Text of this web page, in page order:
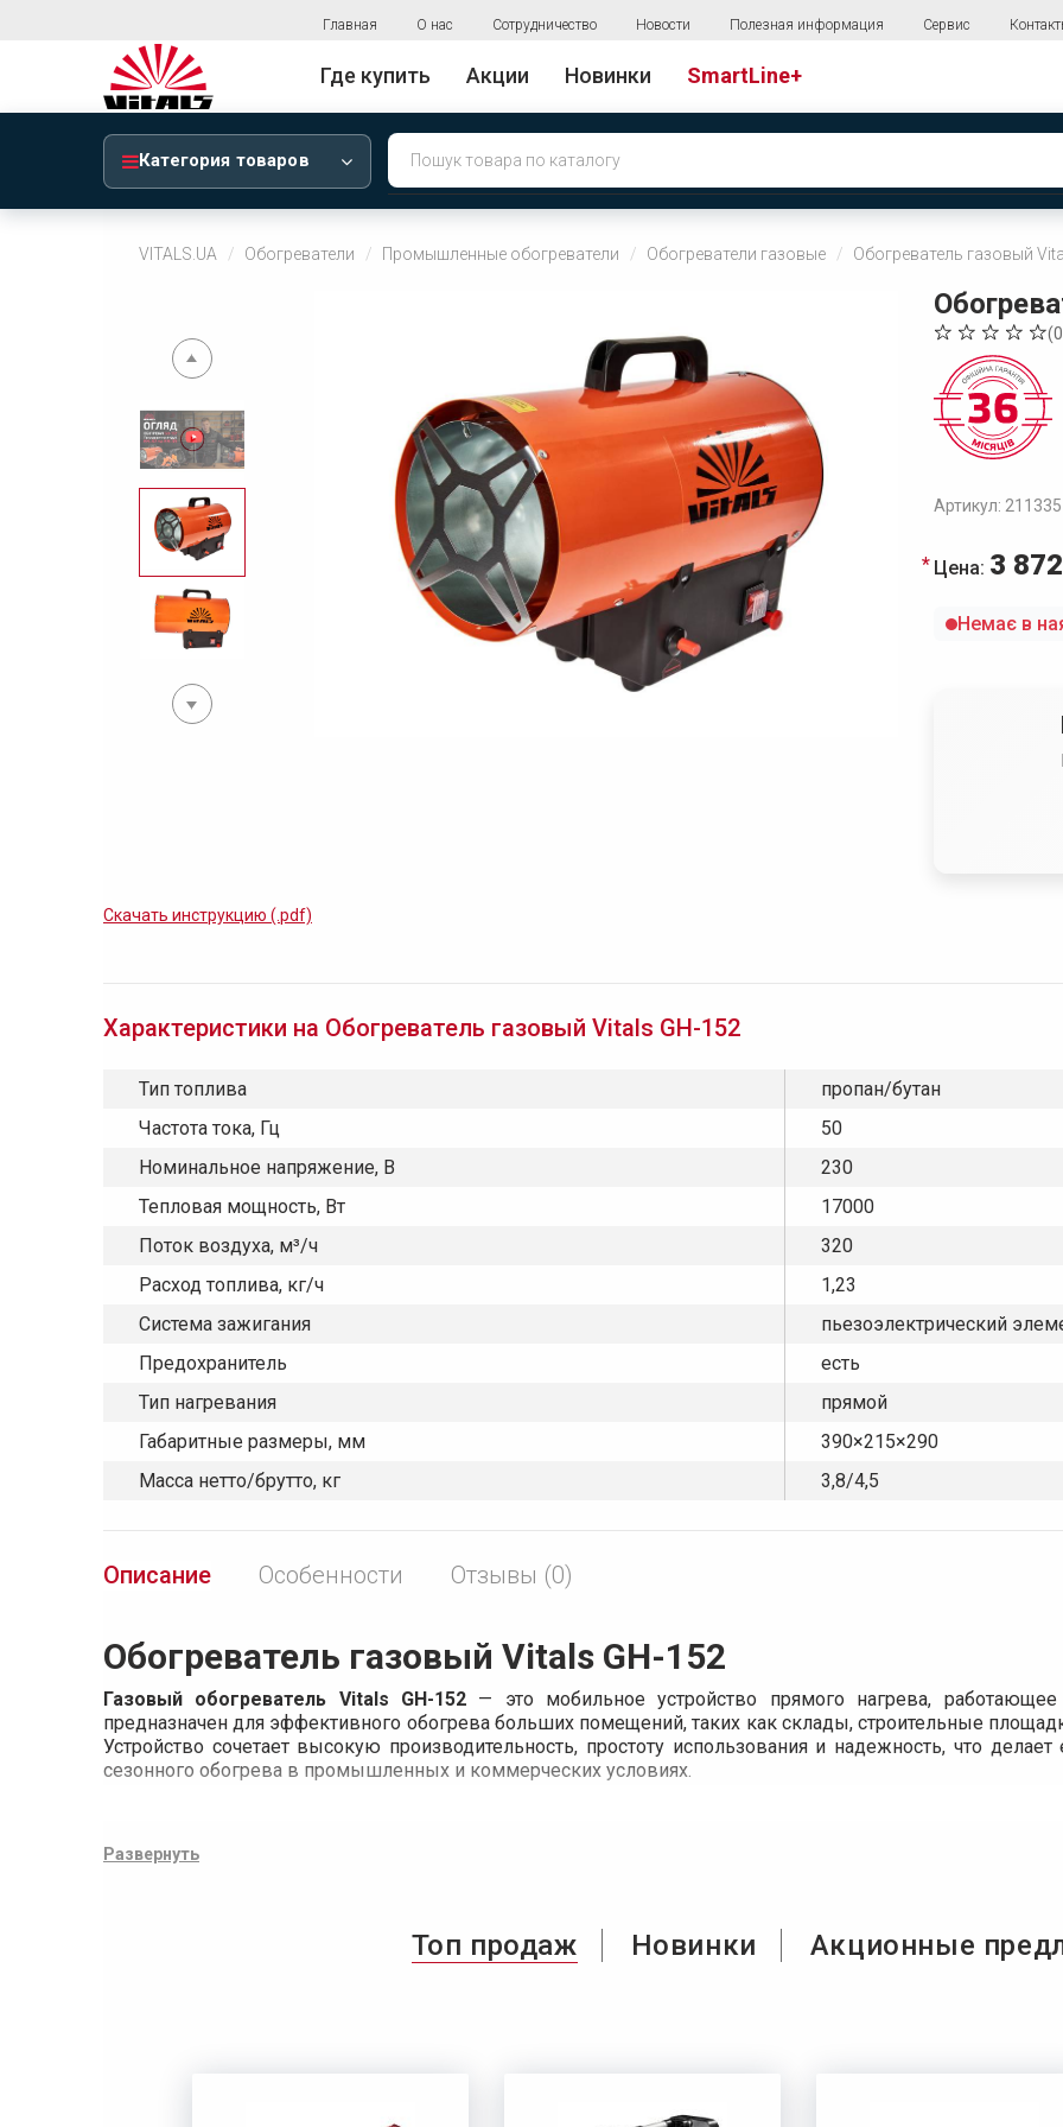
Главная О нас Сотрудничество Новости Полезная информация Сервис
Где купить Акции Новинки SmartLine+
Категория товаров
VITALS.UA Обогреватели Промышленные обогреватели Обогреватели газовые Обогреватель газовый
(0
Артикул: 211335
Цена: 3 872
Немає в
Скачать инструкцию (.pdf)
Характеристики на Обогреватель газовый Vitals GH-152
Тип топлива
пропан/бутан
Частота тока, Гц
50
Номинальное напряжение, В
230
Тепловая мощность, Вт
17000
Поток воздуха, м³/ч
320
Расход топлива, кг/ч
1,23
Система зажигания
пьезоэлектрический
Предохранитель
есть
Тип нагревания
прямой
Габаритные размеры, мм
390×215×290
Масса нетто/брутто, кг
3,8/4,5
Описание Особенности Отзывы (0)
Обогреватель газовый Vitals GH-152
Газовый обогреватель Vitals GH-152 — это мобильное устройство прямого нагрева,
предназначен для эффективного обогрева больших помещений, таких как склады, строительные
Устройство сочетает высокую производительность, простоту использования и надежность, что
сезонного обогрева в промышленных и коммерческих условиях.
Мощность и эффективность нагрева
Развернуть
Топ продаж Новинки Акционные